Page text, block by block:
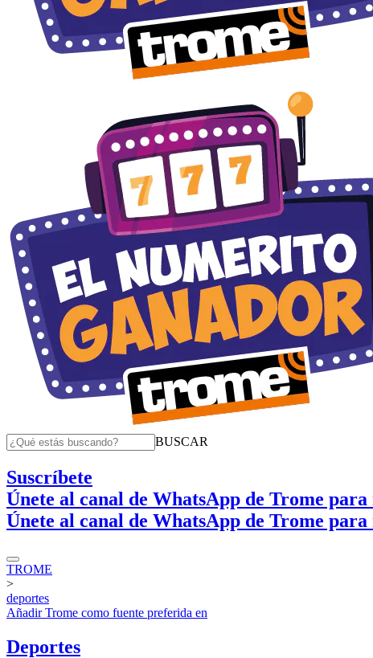
BUSCAR
Suscríbete
Únete al canal de WhatsApp de Trome
Únete al canal de WhatsApp de Trome
TROME
>
deportes
AñadirTrome como fuente preferida en
Deportes